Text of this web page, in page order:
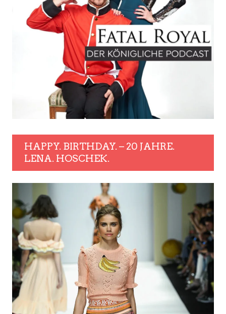
HAPPY. BIRTHDAY. – 20 JAHRE.
LENA. HOSCHEK.